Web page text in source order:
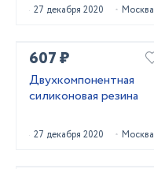
27 декабря 2020 Москва
607 ₽
Двухкомпонентная
силиконовая резина
27 декабря 2020 Москва